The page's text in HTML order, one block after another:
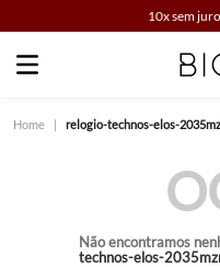
10x sem
Faça sua busca
relogio-technos-elos-
Não encontramos
technos-elos-